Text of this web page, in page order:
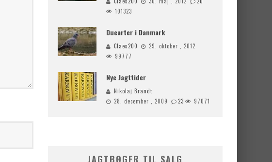
101323
Duearter i Danmark
Claes200
29. oktober , 2012
99777
Nye Jagttider
Nikolaj Brandt
28. december , 2009
23 97071
JAGTBØGER TIL SALG